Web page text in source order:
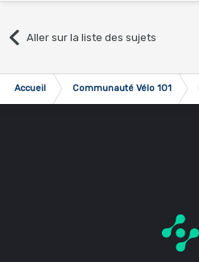
Aller sur la liste des sujets
Accueil Communauté Vélo 101